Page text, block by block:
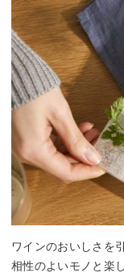
ワインのおいしさを
相性のよいモノと楽